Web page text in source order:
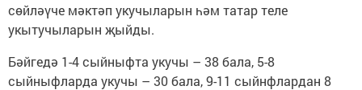
сөйләүче мәктәп укучыларын һәм татар теле
укытучыларын җыйды.
Бәйгедә 1-4 сыйныфта укучы – 38 бала, 5-8
сыйныфларда укучы – 30 бала, 9-11 сыйнфлардан 8